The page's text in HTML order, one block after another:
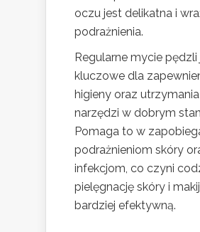
oczu jest delikatna i
podrażnienia.
Regularne mycie pędzli
kluczowe dla
higieny oraz utrzymania
narzędzi w dobrym
Pomaga to w
podrażnieniom skóry
infekcjom, co czyni
pielęgnację skóry i
bardziej efektywną.